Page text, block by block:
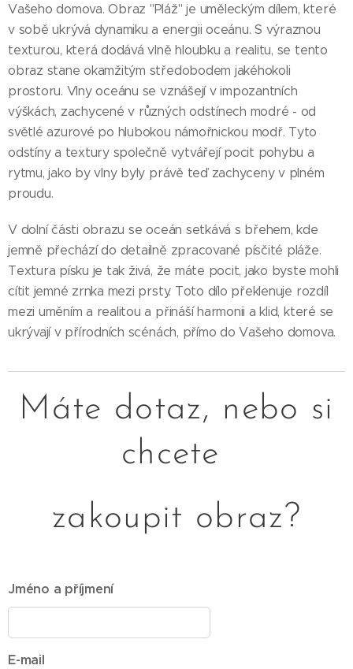
Vašeho domova. Obraz "Pláž" je uměleckým dílem, které
v sobě ukrývá dynamiku a energii oceánu. S výraznou
texturou, která dodává vlně hloubku a realitu, se tento
obraz stane okamžitým středobodem jakéhokoli
prostoru. Vlny oceánu se vznášejí v impozantních
výškách, zachycené v různých odstínech modré - od
světlé azurové po hlubokou námořnickou modř. Tyto
odstíny a textury společně vytvářejí pocit pohybu a
rytmu, jako by vlny byly právě teď zachyceny v plném
proudu.
V dolní části obrazu se oceán setkává s břehem, kde
jemně přechází do detailně zpracované písčité pláže.
Textura písku je tak živá, že máte pocit, jako byste mohli
cítit jemné zrnka mezi prsty. Toto dílo překlenuje rozdíl
mezi uměním a realitou a přináší harmonii a klid, které se
ukrývají v přírodních scénách, přímo do Vašeho domova.
Máte dotaz, nebo si
chcete
zakoupit obraz?
Jméno a příjmení
E-mail